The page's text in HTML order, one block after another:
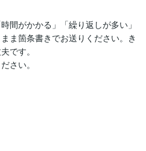
間がかかる」「繰り返しが多い」
ま箇条書きでお送りください。き
です。
さい。